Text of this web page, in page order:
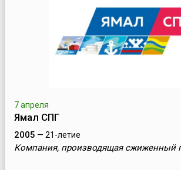
7 апреля
Ямал СПГ
2005 — 21-летие
Компания, производящая сжиженный